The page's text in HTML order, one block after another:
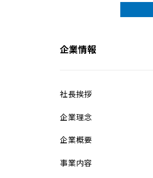
企業情報
社長挨拶
企業理念
企業概要
事業内容